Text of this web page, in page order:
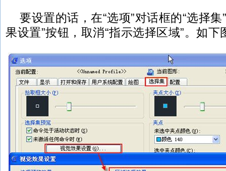
要设置的话，在“选项”对话框的“选择
果设置”按钮，取消“指示选择区域”。如下